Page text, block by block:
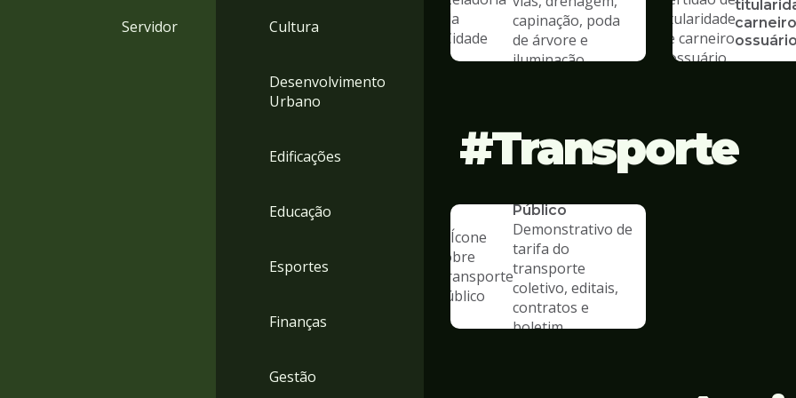
Servidor Cultura
Desenvolvimento
Urbano
Edificações
Educação
Esportes
Finanças
Gestão
capinação, poda
de árvore e
iluminação
ossuário
Transporte
Público
Demonstrativo de
tarifa do
transporte
coletivo, editais,
contratos e
boletim